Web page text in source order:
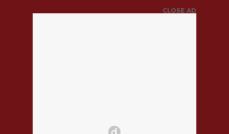
CLOSE AD